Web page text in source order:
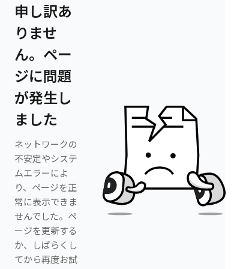
申し訳あ
りませ
ん。ペー
ジに問題
が発生し
ました
ネットワークの
不安定やシステ
ムエラーによ
り、ページを正
常に表示できま
せんでした。ペ
ージを更新する
か、しばらくし
てから再度お試